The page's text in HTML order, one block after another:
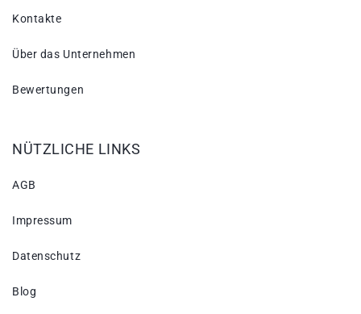
Kontakte
Über das Unternehmen
Bewertungen
NÜTZLICHE LINKS
AGB
Impressum
Datenschutz
Blog